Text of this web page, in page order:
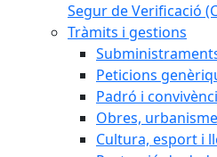
Segur de Verificació
Tràmits i gestions
Peticions
Padró i
Obres,
Cultura, esport i